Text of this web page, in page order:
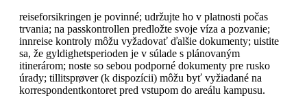
reiseforsikringen je povinné; udržujte ho v platnosti počas
trvania; na passkontrollen predložte svoje víza a pozvanie;
innreise kontroly môžu vyžadovať ďalšie dokumenty; uistite
sa, že gyldighetsperioden je v súlade s plánovaným
itinerárom; noste so sebou podporné dokumenty pre rusko
úrady; tillitsprøver (k dispozícii) môžu byť vyžiadané na
korrespondentkontoret pred vstupom do areálu kampusu.